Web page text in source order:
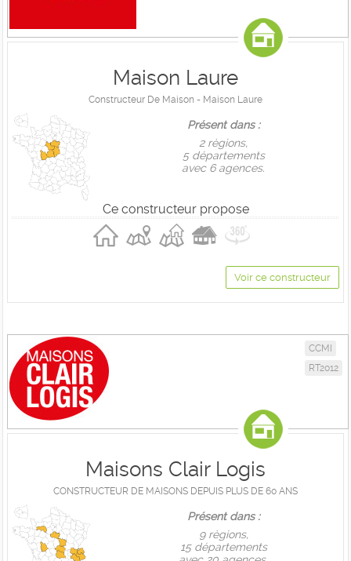
Maison Laure
Constructeur De Maison - Maison Laure
Présent dans :
2 règions,
5 départements
avec 6 agences.
Ce constructeur propose
Voir ce constructeur
CCMI
RT2012
Maisons Clair Logis
CONSTRUCTEUR DE MAISONS DEPUIS PLUS DE 60 ANS
Présent dans :
9 règions,
15 départements